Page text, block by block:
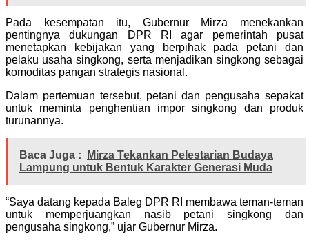
Pada kesempatan itu, Gubernur Mirza menekankan
pentingnya dukungan DPR RI agar pemerintah pusat
menetapkan kebijakan yang berpihak pada petani dan
pelaku usaha singkong, serta menjadikan singkong sebagai
komoditas pangan strategis nasional.
Dalam pertemuan tersebut, petani dan pengusaha sepakat
untuk meminta penghentian impor singkong dan produk
turunannya.
Baca Juga :
Mirza Tekankan Pelestarian Budaya
Lampung untuk Bentuk Karakter Generasi Muda
“Saya datang kepada Baleg DPR RI membawa teman-teman
untuk memperjuangkan nasib petani singkong dan
pengusaha singkong,” ujar Gubernur Mirza.